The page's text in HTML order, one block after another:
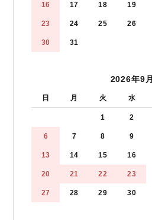
16 17 18 19
23 24 25 26
30 31
2026年9月
日 月 火 水
1 2
6 7 8 9
13 14 15 16
20 21 22 23
27 28 29 30